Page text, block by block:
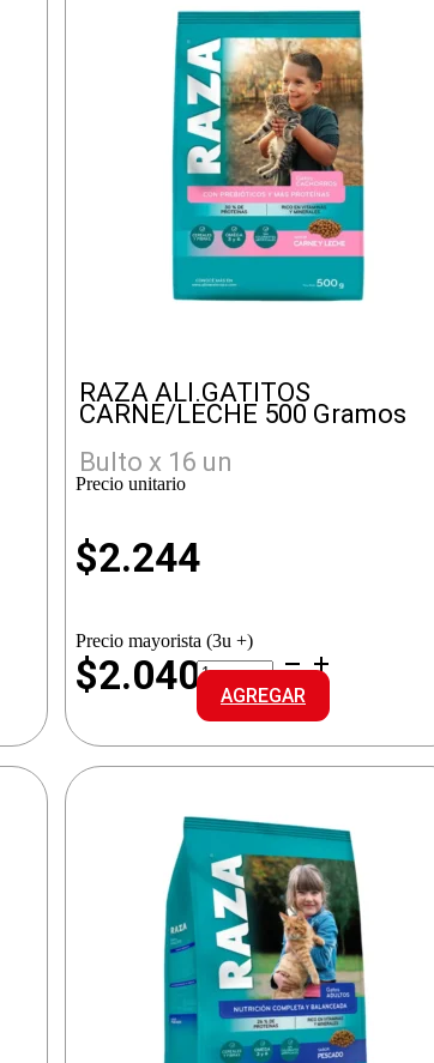
RAZA ALI.GATITOS
CARNE/LECHE 500 Gramos
Bulto x 16 un
Precio unitario
$2.244
Precio mayorista (3u +)
$2.040RAZA
ALI.GATITOS
CARNE/LECHE
cantidad
AGREGAR